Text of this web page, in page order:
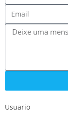
Usuario